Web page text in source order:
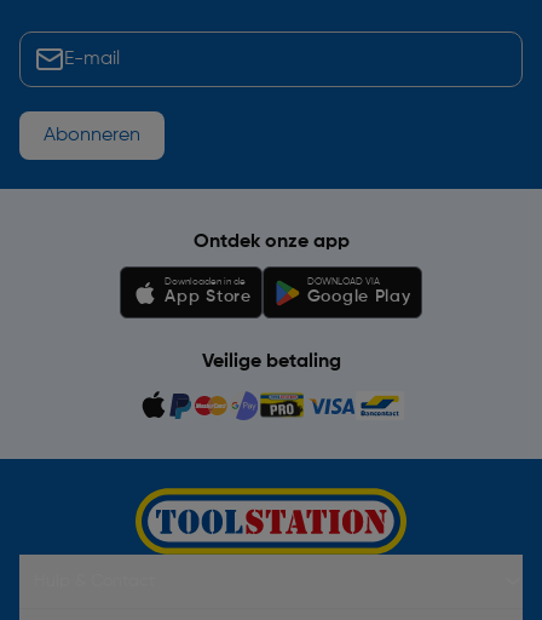
Abonneren
Ontdek onze app
Downloaden in de
App Store
DOWNLOAD VIA
Google Play
Veilige betaling